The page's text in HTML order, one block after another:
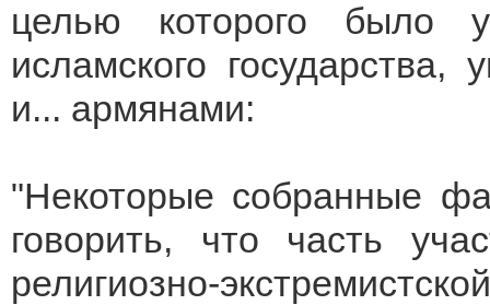
целью которого было
исламского государства,
и... армянами:
"Некоторые собранные
говорить, что часть
религиозно-